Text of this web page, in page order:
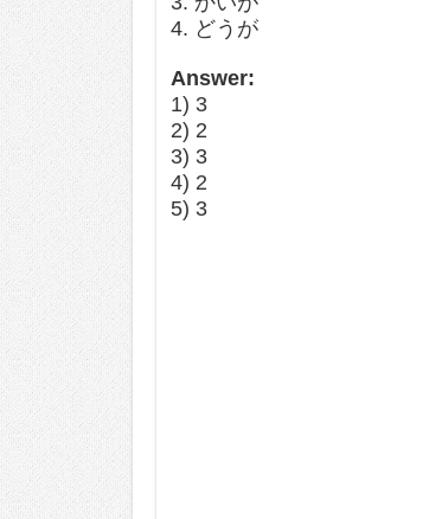
4. どうが
Answer:
1) 3
2) 2
3) 3
4) 2
5) 3